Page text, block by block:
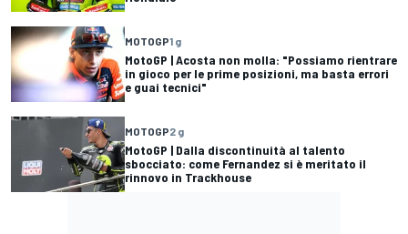
MOTOGP1 g
MotoGP | Acosta non molla: "Possiamo rientrare
in gioco per le prime posizioni, ma basta errori
e guai tecnici"
MOTOGP2 g
MotoGP | Dalla discontinuità al talento
sbocciato: come Fernandez si è meritato il
rinnovo in Trackhouse